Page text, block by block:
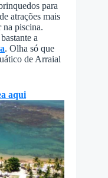
para
atrações mais
na piscina.
a
. Olha só que
de Arraial
aqui